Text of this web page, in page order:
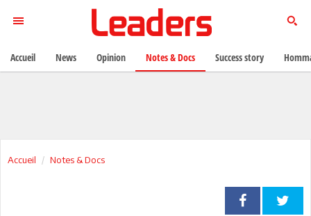
Accueil Notes & Docs
Accueil News Opinion Notes & Docs Success story